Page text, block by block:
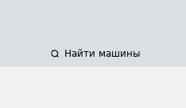
Найти машины